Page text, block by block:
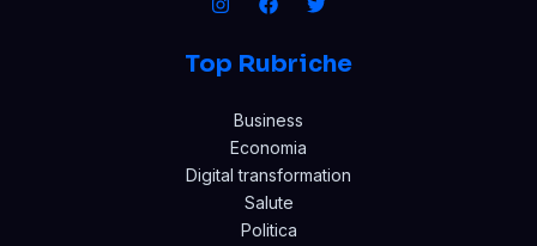
Top Rubriche
Business
Economia
Digital transformation
Salute
Politica